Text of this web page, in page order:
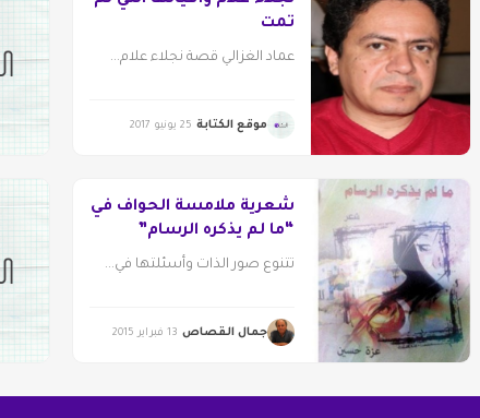
تمت
عماد الغزالي قصة نجلاء علام...
موقع الكتابة 25 يونيو 2017
شعرية ملامسة الحواف في
“ما لم يذكره الرسام”
تتنوع صور الذات وأسئلتها في...
جمال القصاص 13 فبراير 2015